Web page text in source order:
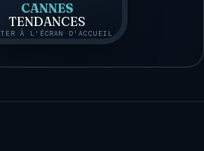
CANNES
TENDANCES
À L'ÉCRAN D'ACCUEIL